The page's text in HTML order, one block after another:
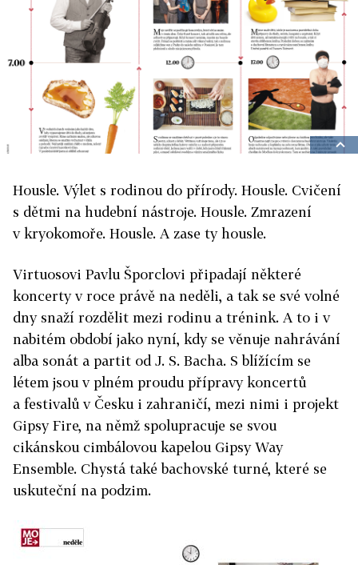
Housle. Výlet s rodinou do přírody. Housle. Cvičení
s dětmi na hudební nástroje. Housle. Zmrazení
v kryokomoře. Housle. A zase ty housle.
Virtuosovi Pavlu Šporclovi připadají některé
koncerty v roce právě na neděli, a tak se své volné
dny snaží rozdělit mezi rodinu a trénink. A to i v
nabitém období jako nyní, kdy se věnuje nahrávání
alba sonát a partit od J. S. Bacha. S blížícím se
létem jsou v plném proudu přípravy koncertů
a festivalů v Česku i zahraničí, mezi nimi i projekt
Gipsy Fire, na němž spolupracuje se svou
cikánskou cimbálovou kapelou Gipsy Way
Ensemble. Chystá také bachovské turné, které se
uskuteční na podzim.